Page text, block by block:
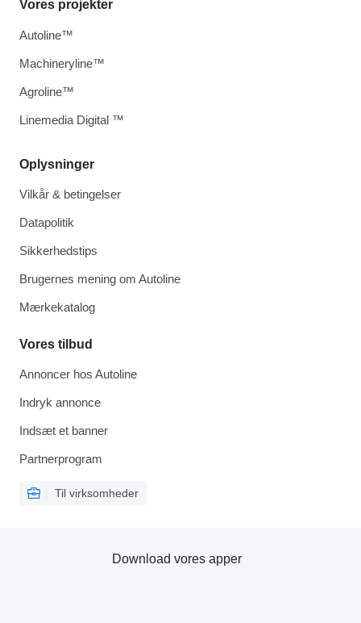
Oplysninger
Vilkår & betingelser
Datapolitik
Sikkerhedstips
Brugernes mening om Autoline
Mærkekatalog
Vores tilbud
Annoncer hos Autoline
Indryk annonce
Indsæt et banner
Partnerprogram
Til virksomheder
Vores projekter
Autoline™
Machineryline™
Agroline™
Linemedia Digital ™
Download vores apper